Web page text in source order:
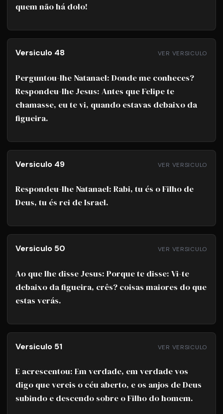
quem não há dolo!
Versiculo 48 VER VERSICULO
Perguntou-lhe Natanael: Donde me conheces?
Respondeu-lhe Jesus: Antes que Felipe te
chamasse, eu te vi, quando estavas debaixo da
figueira.
Versiculo 49 VER VERSICULO
Respondeu-lhe Natanael: Rabi, tu és o Filho de
Deus, tu és rei de Israel.
Versiculo 50 VER VERSICULO
Ao que lhe disse Jesus: Porque te disse: Vi-te
debaixo da figueira, crês? coisas maiores do que
estas verás.
Versiculo 51 VER VERSICULO
E acrescentou: Em verdade, em verdade vos
digo que vereis o céu aberto, e os anjos de Deus
subindo e descendo sobre o Filho do homem.